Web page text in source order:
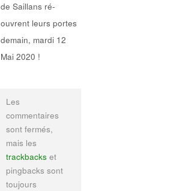
de Saillans ré-
ouvrent leurs portes
demain, mardi 12
Mai 2020 !
Les
commentaires
sont fermés,
mais les
trackbacks et
pingbacks sont
toujours